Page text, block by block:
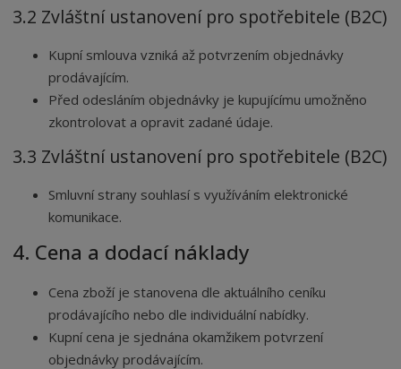
3.2 Zvláštní ustanovení pro spotřebitele (B2C)
Kupní smlouva vzniká až potvrzením objednávky
prodávajícím.
Před odesláním objednávky je kupujícímu umožněno
zkontrolovat a opravit zadané údaje.
3.3 Zvláštní ustanovení pro spotřebitele (B2C)
Smluvní strany souhlasí s využíváním elektronické
komunikace.
4. Cena a dodací náklady
Cena zboží je stanovena dle aktuálního ceníku
prodávajícího nebo dle individuální nabídky.
Kupní cena je sjednána okamžikem potvrzení
objednávky prodávajícím.